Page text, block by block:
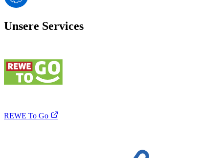
Unsere Services
REWE To Go